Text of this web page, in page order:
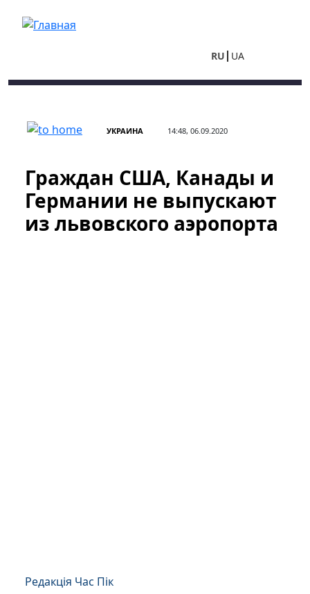
RU UA
УКРАИНА 14:48, 06.09.2020
Граждан США, Канады и
Германии не выпускают
из львовского аэропорта
Редакція Час Пік